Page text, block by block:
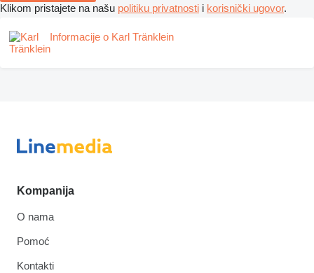
Klikom pristajete na našu politiku privatnosti i korisnički ugovor.
Informacije o Karl Tränklein
Kompanija
O nama
Pomoć
Kontakti